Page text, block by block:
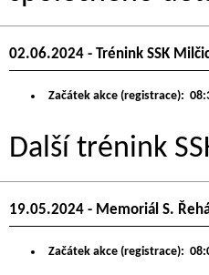
02.06.2024 - Trénink SSK
Začátek akce (registrace):
Další trénink
19.05.2024 - Memoriál S.
Začátek akce (registrace):